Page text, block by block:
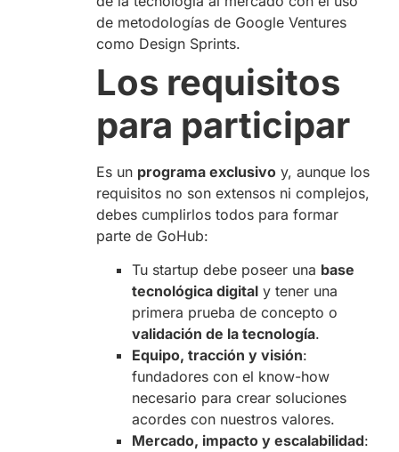
de metodologías de Google Ventures
como Design Sprints.
Los requisitos
para participar
Es un programa exclusivoy, aunque los
requisitos no son extensos ni complejos,
debes cumplirlos todos para formar
parte de GoHub:
Tu startup debe poseer una base
tecnológica digitaly tener una
primera prueba de concepto o
validación de la tecnología.
Equipo, tracción y visión:
fundadores con el know-how
necesario para crear soluciones
acordes con nuestros valores.
Mercado, impacto y escalabilidad: